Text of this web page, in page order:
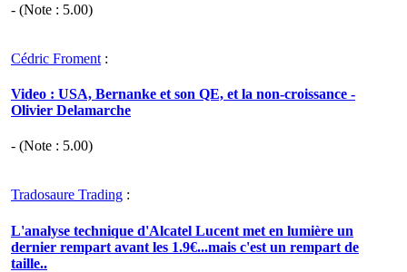
- (Note : 5.00)
Cédric Froment :
Video : USA, Bernanke et son QE, et la non-croissance -
Olivier Delamarche
- (Note : 5.00)
Tradosaure Trading :
L'analyse technique d'Alcatel Lucent met en lumière un
dernier rempart avant les 1.9€...mais c'est un rempart de
taille..